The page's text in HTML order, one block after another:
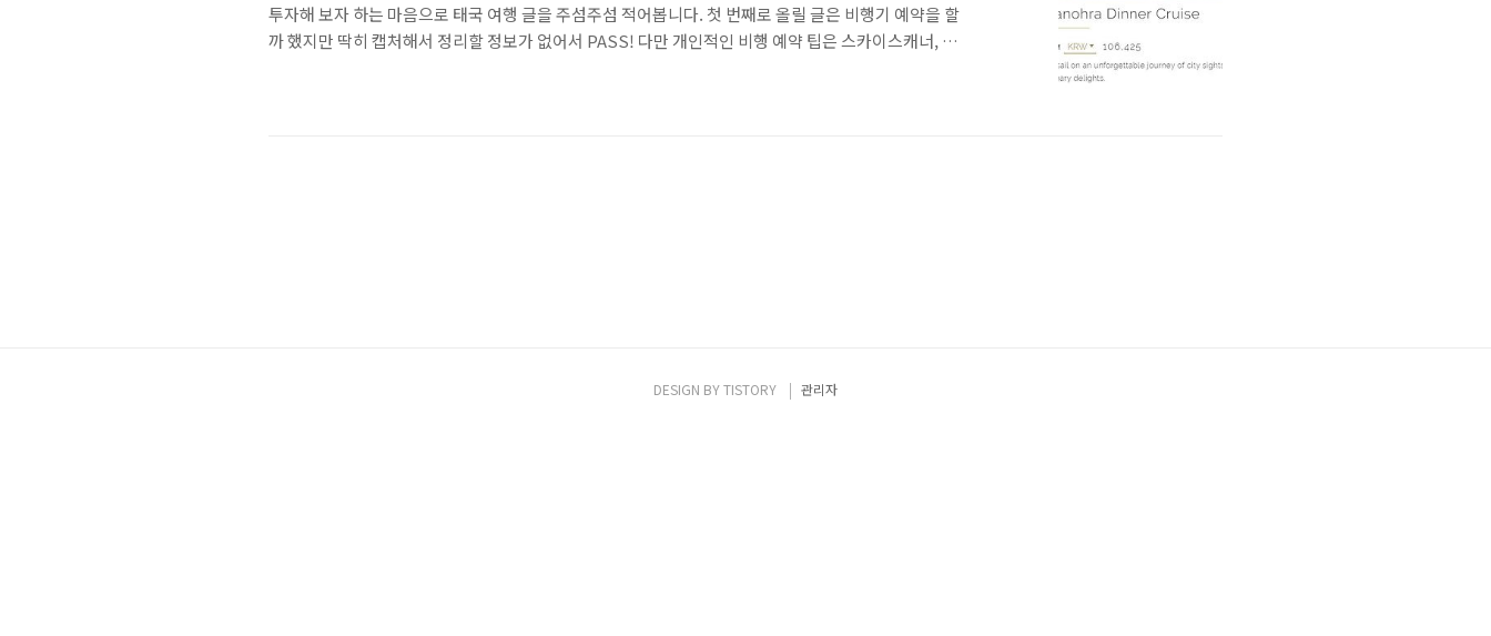
투자해 보자 하는 마음으로 태국 여행 글을 주섬주섬 적어봅니다. 첫 번째로 올릴 글은 비행기 예약을 할
까 했지만 딱히 캡처해서 정리할 정보가 없어서 PASS! 다만 개인적인 비행 예약 팁은 스카이스캐너, 네
DESIGN BYTISTORY 관리자